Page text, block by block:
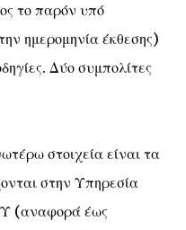
το παρόν υπό
ημερομηνία έκθεσης)
Δύο συμπολίτες
στοιχεία είναι τα
στην Υπηρεσία
(αναφορά έως